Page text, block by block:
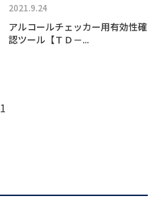
2021.9.24
アルコールチェッカー用有効性確
認ツール【ＴＤ－...
1